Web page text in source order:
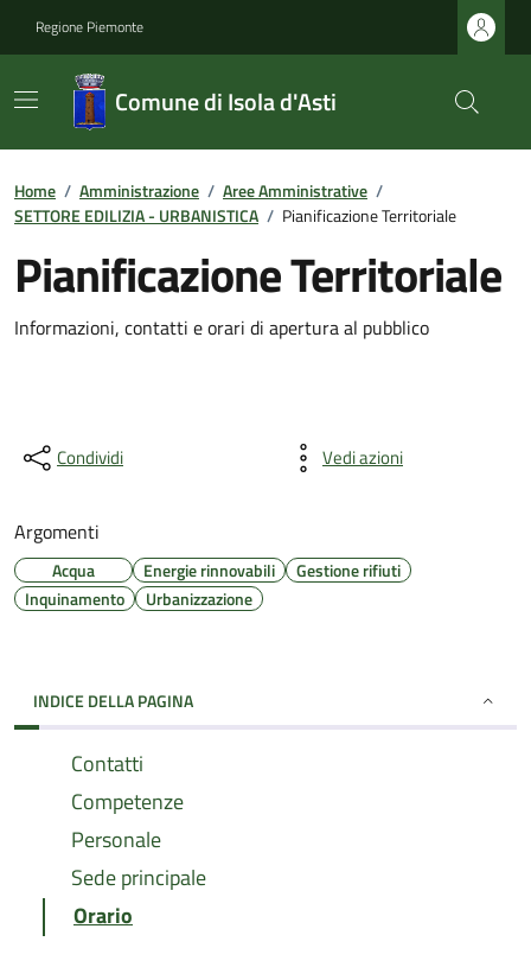
Regione Piemonte
Comune di Isola d'Asti
Home / Amministrazione / Aree Amministrative /
SETTORE EDILIZIA - URBANISTICA / Pianificazione Territoriale
Pianificazione Territoriale
Informazioni, contatti e orari di apertura al pubblico
Condividi Vedi azioni
Argomenti
Acqua Energie rinnovabili
Gestione rifiuti
Inquinamento
Urbanizzazione
INDICE DELLA PAGINA
Contatti
Competenze
Personale
Sede principale
Orario